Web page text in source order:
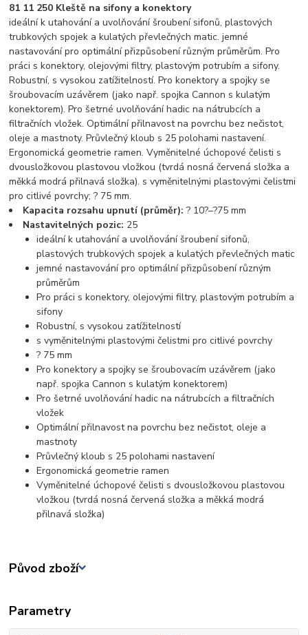
81 11 250 Kleště na sifony a konektory
ideální k utahování a uvolňování šroubení sifonů, plastových
trubkových spojek a kulatých převlečných matic. jemné
nastavování pro optimální přizpůsobení různým průměrům. Pro
práci s konektory, olejovými filtry, plastovým potrubím a sifony.
Robustní, s vysokou zatížitelností. Pro konektory a spojky se
šroubovacím uzávěrem (jako např. spojka Cannon s kulatým
konektorem). Pro šetrné uvolňování hadic na nátrubcích a
filtračních vložek. Optimální přilnavost na povrchu bez nečistot,
oleje a mastnoty. Průvlečný kloub s 25 polohami nastavení.
Ergonomická geometrie ramen. Vyměnitelné úchopové čelisti s
dvousložkovou plastovou vložkou (tvrdá nosná červená složka a
měkká modrá přilnavá složka). s vyměnitelnými plastovými čelistmi
pro citlivé povrchy; ? 75 mm.
Kapacita rozsahu upnutí (průměr):? 10?–?75 mm
Nastavitelných pozic: 25
ideální k utahování a uvolňování šroubení sifonů,
plastových trubkových spojek a kulatých převlečných matic
jemné nastavování pro optimální přizpůsobení různým
průměrům
Pro práci s konektory, olejovými filtry, plastovým potrubím a
sifony
Robustní, s vysokou zatížitelností
s vyměnitelnými plastovými čelistmi pro citlivé povrchy
? 75 mm
Pro konektory a spojky se šroubovacím uzávěrem (jako
např. spojka Cannon s kulatým konektorem)
Pro šetrné uvolňování hadic na nátrubcích a filtračních
vložek
Optimální přilnavost na povrchu bez nečistot, oleje a
mastnoty
Průvlečný kloub s 25 polohami nastavení
Ergonomická geometrie ramen
Vyměnitelné úchopové čelisti s dvousložkovou plastovou
vložkou (tvrdá nosná červená složka a měkká modrá
přilnavá složka)
Původ zboží
Parametry